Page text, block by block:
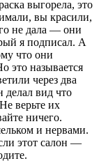
выгорела, это
вы красили,
не дала — они
я подписал. А
что они
это называется
через два
делал вид что
верьте их
ничего.
и нервами.
этот салон —